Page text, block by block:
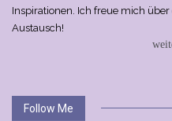
Inspirationen. Ich freue mich
Austausch!
Follow Me